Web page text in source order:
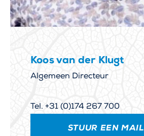
Koos van der Klugt
Algemeen Directeur
Tel. +31 (0)174 267 700
STUUR EEN MAIL